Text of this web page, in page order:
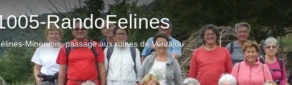
RandoFelines
Minervois, passage aux ruines de Ventajou.